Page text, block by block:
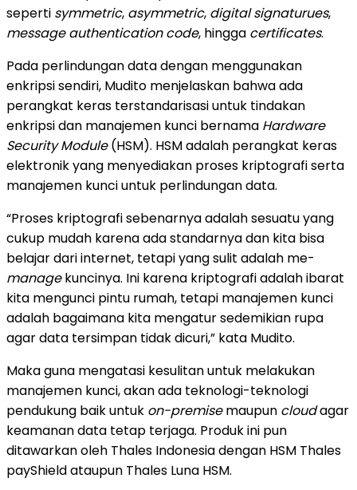
seperti symmetric, asymmetric, digital signaturues,
message authentication code, hingga certificates.
Pada perlindungan data dengan menggunakan
enkripsi sendiri, Mudito menjelaskan bahwa ada
perangkat keras terstandarisasi untuk tindakan
enkripsi dan manajemen kunci bernama Hardware
Security Module(HSM). HSM adalah perangkat keras
elektronik yang menyediakan proses kriptografi serta
manajemen kunci untuk perlindungan data.
“Proses kriptografi sebenarnya adalah sesuatu yang
cukup mudah karena ada standarnya dan kita bisa
belajar dari internet, tetapi yang sulit adalah me-
managekuncinya. Ini karena kriptografi adalah ibarat
kita mengunci pintu rumah, tetapi manajemen kunci
adalah bagaimana kita mengatur sedemikian rupa
agar data tersimpan tidak dicuri,” kata Mudito.
Maka guna mengatasi kesulitan untuk melakukan
manajemen kunci, akan ada teknologi-teknologi
pendukung baik untuk on-premisemaupun cloudagar
keamanan data tetap terjaga. Produk ini pun
ditawarkan oleh Thales Indonesia dengan HSM Thales
payShield ataupun Thales Luna HSM.